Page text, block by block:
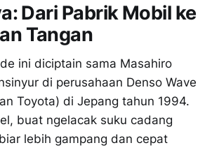
Dari Pabrik Mobil ke
Tangan
ini diciptain sama Masahiro
di perusahaan Denso Wave
Toyota) di Jepang tahun 1994.
buat ngelacak suku cadang
lebih gampang dan cepat